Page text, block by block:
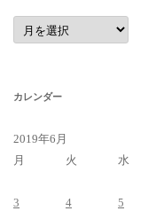
ア
ー
カ
カレンダー
2019年6月
月
火 水
3
4 5